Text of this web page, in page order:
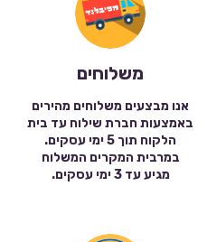
משלוחים
אנו מבצעים משלוחים מהירים
באמצעות חברת שילוח עד בית
הלקוח תוך 5 ימי עסקים.
במרבית המקרים המשלוח
מגיע עד 3 ימי עסקים.